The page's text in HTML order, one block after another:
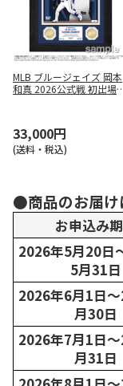
MLB ブルージェイズ 岡本
和真 2026公式戦 初出場
33,000円
(送料・税込)
●商品のお届け
お申込み
2026年5月20日
5月31日
2026年6月1日
月30日
2026年7月1日
月31日